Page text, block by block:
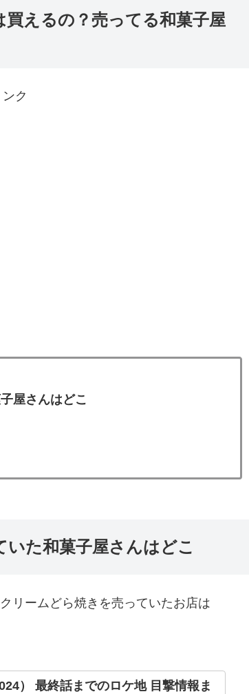
えるの？売ってる和菓子屋
ク
屋さんはどこ
た和菓子屋さんはどこ
リームどら焼きを売っていたお店は
） 最終話までのロケ地 目撃情報ま